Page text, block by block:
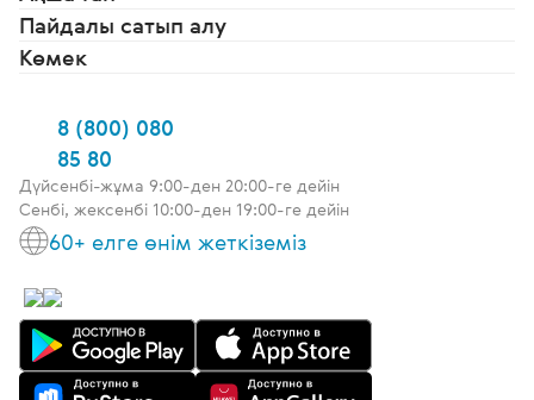
Пайдалы сатып алу
Көмек
8 (800) 080
85 80
Дүйсенбі-жұма 9:00-ден 20:00-ге дейін
Сенбі, жексенбі 10:00-ден 19:00-ге дейін
60+ елге өнім жеткіземіз